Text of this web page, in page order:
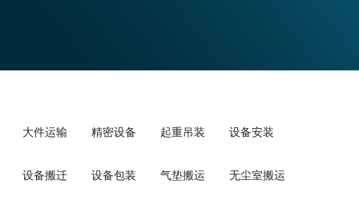
大件运输 精密设备 起重吊装 设备安装
设备搬迁 设备包装 气垫搬运 无尘室搬运